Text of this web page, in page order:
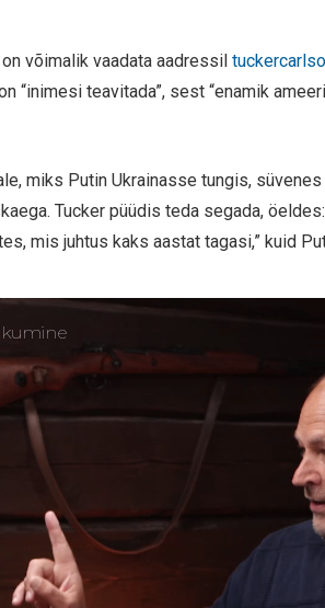
on võimalik vaadata aadressil
“inimesi teavitada”, sest “enamik
miks Putin Ukrainasse tungis,
Tucker püüdis teda segada,
mis juhtus kaks aastat tagasi,” kuid